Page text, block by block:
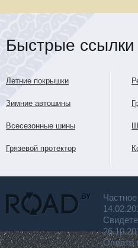
Быстрые ссылки
Летние покрышки
Зимние автошины
Всесезонные шины
Грязевой протектор
Оплата